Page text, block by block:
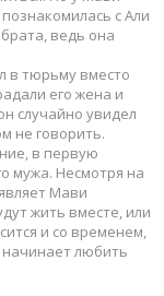
с Али
ведь она
в тюрьму вместо
его жена и
случайно увидел
не говорить.
в первую
мужа. Несмотря на
Мави
жить вместе, или
и со временем,
любить